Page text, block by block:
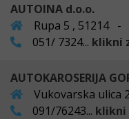
AUTOINA d.o.o.
Rupa 5 , 51214
051/ 7324... klikni
AUTOKAROSERIJA
Vukovarska ulica
091/76243... klikni